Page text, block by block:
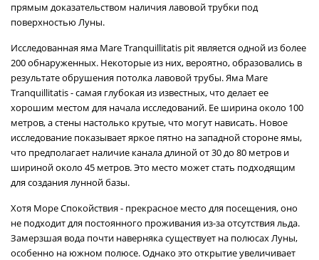
прямым доказательством наличия лавовой трубки под
поверхностью Луны.
Исследованная яма Mare Tranquillitatis pit является одной из более
200 обнаруженных. Некоторые из них, вероятно, образовались в
результате обрушения потолка лавовой трубы. Яма Mare
Tranquillitatis - самая глубокая из известных, что делает ее
хорошим местом для начала исследований. Ее ширина около 100
метров, а стены настолько крутые, что могут нависать. Новое
исследование показывает яркое пятно на западной стороне ямы,
что предполагает наличие канала длиной от 30 до 80 метров и
шириной около 45 метров. Это место может стать подходящим
для создания лунной базы.
Хотя Море Спокойствия - прекрасное место для посещения, оно
не подходит для постоянного проживания из-за отсутствия льда.
Замерзшая вода почти наверняка существует на полюсах Луны,
особенно на южном полюсе. Однако это открытие увеличивает